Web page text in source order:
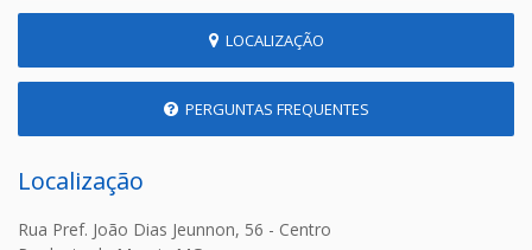
LOCALIZAÇÃO
PERGUNTAS FREQUENTES
Localização
Rua Pref. João Dias Jeunnon, 56 - Centro